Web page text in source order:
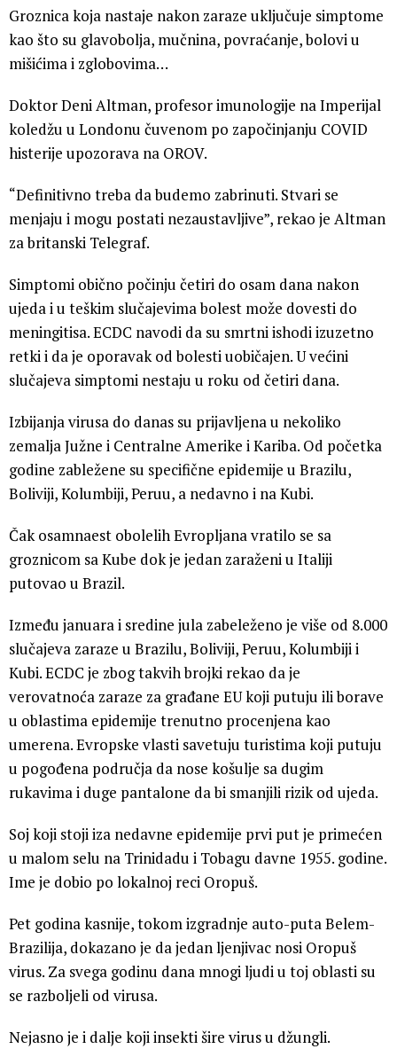
Groznica koja nastaje nakon zaraze uključuje simptome
kao što su glavobolja, mučnina, povraćanje, bolovi u
mišićima i zglobovima…
Doktor Deni Altman, profesor imunologije na Imperijal
koledžu u Londonu čuvenom po započinjanju COVID
histerije upozorava na OROV.
“Definitivno treba da budemo zabrinuti. Stvari se
menjaju i mogu postati nezaustavljive”, rekao je Altman
za britanski Telegraf.
Simptomi obično počinju četiri do osam dana nakon
ujeda i u teškim slučajevima bolest može dovesti do
meningitisa. ECDC navodi da su smrtni ishodi izuzetno
retki i da je oporavak od bolesti uobičajen. U većini
slučajeva simptomi nestaju u roku od četiri dana.
Izbijanja virusa do danas su prijavljena u nekoliko
zemalja Južne i Centralne Amerike i Kariba. Od početka
godine zabležene su specifične epidemije u Brazilu,
Boliviji, Kolumbiji, Peruu, a nedavno i na Kubi.
Čak osamnaest obolelih Evropljana vratilo se sa
groznicom sa Kube dok je jedan zaraženi u Italiji
putovao u Brazil.
Između januara i sredine jula zabeleženo je više od 8.000
slučajeva zaraze u Brazilu, Boliviji, Peruu, Kolumbiji i
Kubi. ECDC je zbog takvih brojki rekao da je
verovatnoća zaraze za građane EU koji putuju ili borave
u oblastima epidemije trenutno procenjena kao
umerena. Evropske vlasti savetuju turistima koji putuju
u pogođena područja da nose košulje sa dugim
rukavima i duge pantalone da bi smanjili rizik od ujeda.
Soj koji stoji iza nedavne epidemije prvi put je primećen
u malom selu na Trinidadu i Tobagu davne 1955. godine.
Ime je dobio po lokalnoj reci Oropuš.
Pet godina kasnije, tokom izgradnje auto-puta Belem-
Brazilija, dokazano je da jedan ljenjivac nosi Oropuš
virus. Za svega godinu dana mnogi ljudi u toj oblasti su
se razboljeli od virusa.
Nejasno je i dalje koji insekti šire virus u džungli.